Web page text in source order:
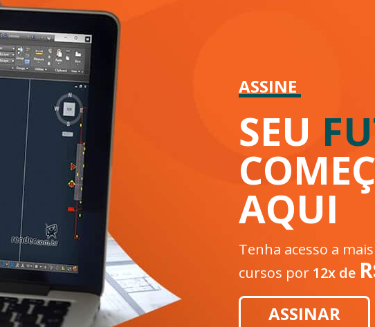
ASSINE
SEU
AQUI
Tenha acesso a
cursos por 12x de
ASSINAR